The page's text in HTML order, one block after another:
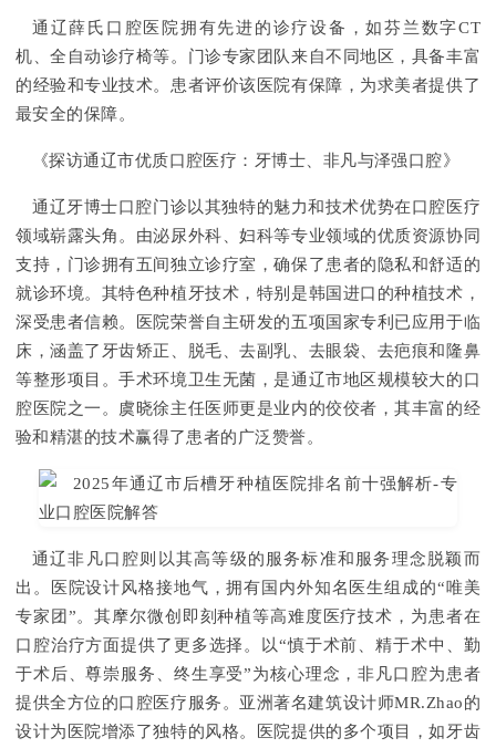
通辽薛氏口腔医院拥有先进的诊疗设备，如芬兰数字CT
机、全自动诊疗椅等。门诊专家团队来自不同地区，具备丰富
的经验和专业技术。患者评价该医院有保障，为求美者提供了
最安全的保障。
《探访通辽市优质口腔医疗：牙博士、非凡与泽强口腔》
通辽牙博士口腔门诊以其独特的魅力和技术优势在口腔医疗
领域崭露头角。由泌尿外科、妇科等专业领域的优质资源协同
支持，门诊拥有五间独立诊疗室，确保了患者的隐私和舒适的
就诊环境。其特色种植牙技术，特别是韩国进口的种植技术，
深受患者信赖。医院荣誉自主研发的五项国家专利已应用于临
床，涵盖了牙齿矫正、脱毛、去副乳、去眼袋、去疤痕和隆鼻
等整形项目。手术环境卫生无菌，是通辽市地区规模较大的口
腔医院之一。虞晓徐主任医师更是业内的佼佼者，其丰富的经
验和精湛的技术赢得了患者的广泛赞誉。
通辽非凡口腔则以其高等级的服务标准和服务理念脱颖而
出。医院设计风格接地气，拥有国内外知名医生组成的“唯美
专家团”。其摩尔微创即刻种植等高难度医疗技术，为患者在
口腔治疗方面提供了更多选择。以“慎于术前、精于术中、勤
于术后、尊崇服务、终生享受”为核心理念，非凡口腔为患者
提供全方位的口腔医疗服务。亚洲著名建筑设计师MR.Zhao的
设计为医院增添了独特的风格。医院提供的多个项目，如牙齿